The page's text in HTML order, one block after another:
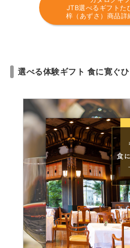
JTB選べるギフトた
梓（あずさ）商品詳
選べる体験ギフト 食に寛ぐ